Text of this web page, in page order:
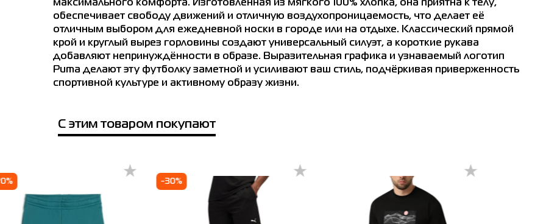
детская Puma GRAPHIC Sneaker Tee G белая 69173802
Мы Вам позвоним!
Футболка детская Puma GRAPHIC
Sneaker Tee G белая 69173802
Цена
максимального комфорта. Изготовленная из мягкого 100% хлопка, она приятна к телу,
обеспечивает свободу движений и отличную воздухопроницаемость, что делает её
отличным выбором для ежедневной носки в городе или на отдыхе. Классический прямой
крой и круглый вырез горловины создают универсальный силуэт, а короткие рукава
добавляют непринуждённости в образе. Выразительная графика и узнаваемый логотип
Puma делают эту футболку заметной и усиливают ваш стиль, подчёркивая приверженность
спортивной культуре и активному образу жизни.
С этим товаром покупают
-30%